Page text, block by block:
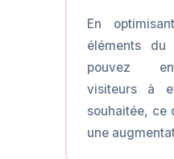
En
éléments
pouvez
visiteurs à
souhaitée, ce
une